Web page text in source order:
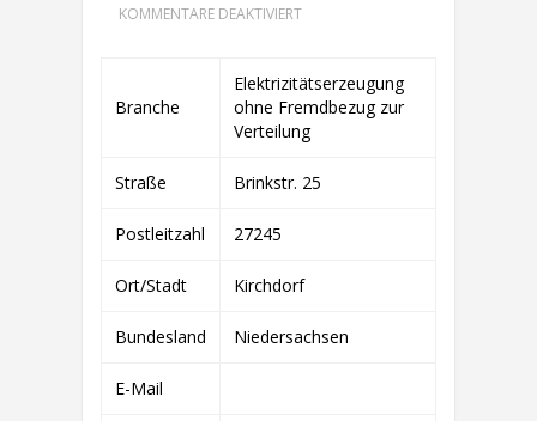
KOMMENTARE DEAKTIVIERTFÜR
GMBH
&
CO.
KG
Branche
Elektrizitätserzeugung
ohne Fremdbezug zur
Verteilung
Straße Brinkstr. 25
Postleitzahl 27245
Ort/Stadt Kirchdorf
Bundesland Niedersachsen
E-Mail